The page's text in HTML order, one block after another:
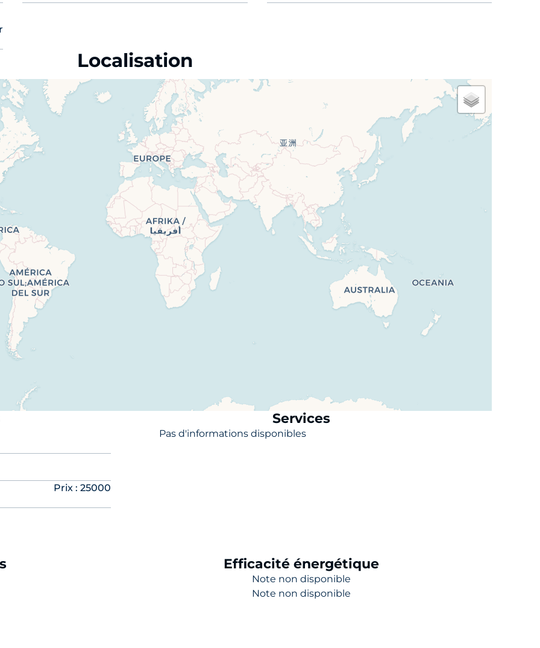
| 3 chambres | Salle de bains / WC | Cave
profite d’une proximité immédiate avec les commerces, écoles, restaurants et services.
les déplacements vers les centres urbains voisins. Les axes routiers principaux permettent
Payerne offre une qualité de vie recherchée, idéale pour conjuguer vie professionnelle et
moderne et situation centrale — une belle opportunité à découvrir rapidement.
nous pour recevoir le dossier complet et convenir d’un rendez-vous personnalisé.
Localisation
Prix : 25000
Services
Pas d'informations disponibles
Efficacité énergétique
Note non disponible
Note non disponible